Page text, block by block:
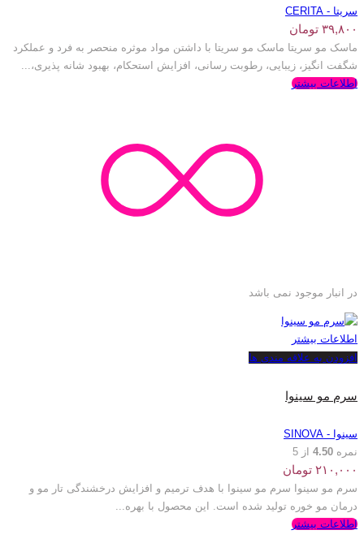
سریتا - CERITA
۳۹,۸۰۰ تومان
ماسک مو سریتا ماسک مو سریتا با داشتن مواد موثره منحصر به فرد و عملکرد
شگفت انگیز، زیبایی، رطوبت رسانی، افزایش استحکام، بهبود شانه پذیری،...
اطلاعات بیشتر
در انبار موجود نمی باشد
اطلاعات بیشتر
افزودن به علاقه مندی ها
سرم مو سینوا
سینوا - SINOVA
نمره 4.50 از 5
۲۱۰,۰۰۰ تومان
سرم مو سینوا سرم مو سینوا با هدف ترمیم و افزایش درخشندگی تار مو و
درمان مو خوره تولید شده است. این محصول با بهره...
اطلاعات بیشتر